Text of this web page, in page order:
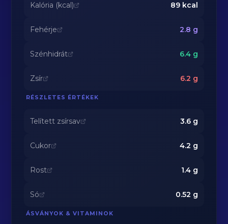
Kalória (kcal) 89kcal
Fehérje 2.8 g
Szénhidrát 6.4g
Zsír 6.2 g
RÉSZLETES ÉRTÉKEK
Telített zsírsav 3.6g
Cukor 4.2 g
Rost 1.4g
Só 0.52 g
ÁSVÁNYOK & VITAMINOK